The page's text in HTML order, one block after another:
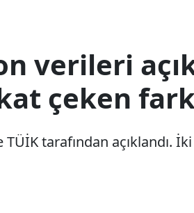
verileri
çeken
TÜİK tarafından açıklandı.